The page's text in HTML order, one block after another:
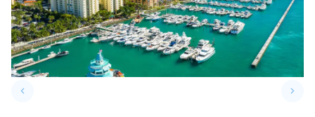
keyboard_arrow_leftPrevious slide keyboard_arrow_right